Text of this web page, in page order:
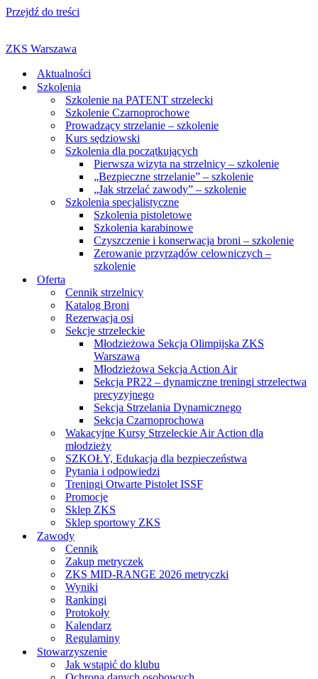
Przejdź do treści
ZKS Warszawa
Aktualności
Szkolenia
Szkolenie na PATENT strzelecki
Szkolenie Czarnoprochowe
Prowadzący strzelanie – szkolenie
Kurs sędziowski
Szkolenia dla początkujących
Pierwsza wizyta na strzelnicy – szkolenie
„Bezpieczne strzelanie” – szkolenie
„Jak strzelać zawody” – szkolenie
Szkolenia specjalistyczne
Szkolenia pistoletowe
Szkolenia karabinowe
Czyszczenie i konserwacja broni – szkolenie
Zerowanie przyrządów celowniczych –
szkolenie
Oferta
Cennik strzelnicy
Katalog Broni
Rezerwacja osi
Sekcje strzeleckie
Młodzieżowa Sekcja Olimpijska ZKS
Warszawa
Młodzieżowa Sekcja Action Air
Sekcja PR22 – dynamiczne treningi strzelectwa
precyzyjnego
Sekcja Strzelania Dynamicznego
Sekcja Czarnoprochowa
Wakacyjne Kursy Strzeleckie Air Action dla
młodzieży
SZKOŁY, Edukacja dla bezpieczeństwa
Pytania i odpowiedzi
Treningi Otwarte Pistolet ISSF
Promocje
Sklep ZKS
Sklep sportowy ZKS
Zawody
Cennik
Zakup metryczek
ZKS MID-RANGE 2026 metryczki
Wyniki
Rankingi
Protokoły
Kalendarz
Regulaminy
Stowarzyszenie
Jak wstąpić do klubu